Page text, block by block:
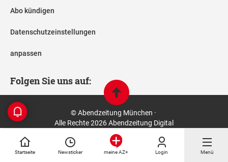
Startseite Newsticker meine AZ+ Login Menü
Abo kündigen
Datenschutzeinstellungen
anpassen
Folgen Sie uns auf:
© Abendzeitung München ·
Alle Rechte 2026 Abendzeitung Digital